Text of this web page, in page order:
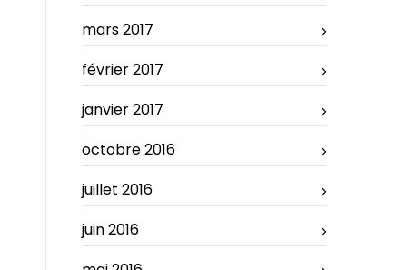
mars 2017
février 2017
janvier 2017
octobre 2016
juillet 2016
juin 2016